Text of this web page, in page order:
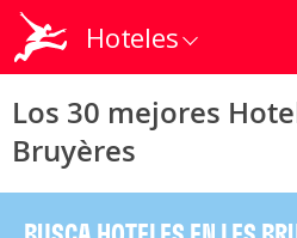
Hoteles
Los 30 mejores
Bruyères